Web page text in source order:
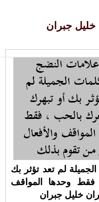
جبران
لم تعد تؤثر بك
وحدها المواقف
خليل جبران